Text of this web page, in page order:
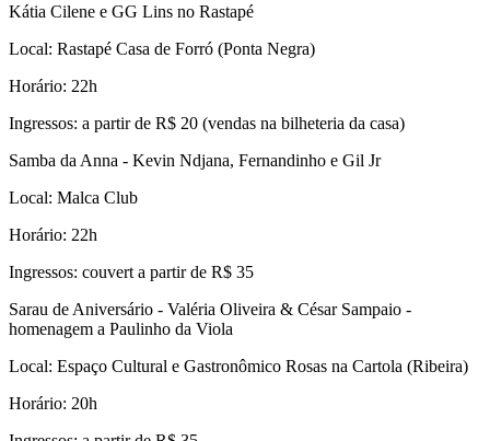
Kátia Cilene e GG Lins no Rastapé
Local: Rastapé Casa de Forró (Ponta Negra)
Horário: 22h
Ingressos: a partir de R$ 20 (vendas na bilheteria da casa)
Samba da Anna - Kevin Ndjana, Fernandinho e Gil Jr
Local: Malca Club
Horário: 22h
Ingressos: couvert a partir de R$ 35
Sarau de Aniversário - Valéria Oliveira & César Sampaio -
homenagem a Paulinho da Viola
Local: Espaço Cultural e Gastronômico Rosas na Cartola (Ribeira)
Horário: 20h